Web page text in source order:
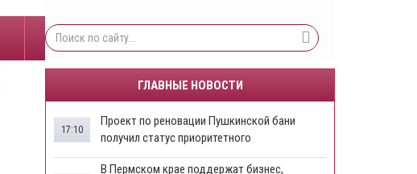
ГЛАВНЫЕ НОВОСТИ
​Проект по реновации Пушкинской бани
получил статус приоритетного
17:10
​В Пермском крае поддержат бизнес,